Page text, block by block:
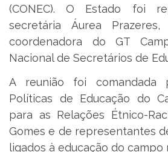
(CONEC). O Estado foi
secretária Áurea
coordenadora do GT
Nacional de Secretários de
A reunião foi comandada
Políticas de Educação do
para as Relações Étnico-
Gomes e de representantes
ligados à educação do campo